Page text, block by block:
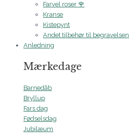
Farvel roser 🌹
Kranse
Kistepynt
Andet tilbehør til begravelsen
Anledning
Mærkedage
Barnedåb
Bryllup
Fars dag
Fødselsdag
Jubilæum